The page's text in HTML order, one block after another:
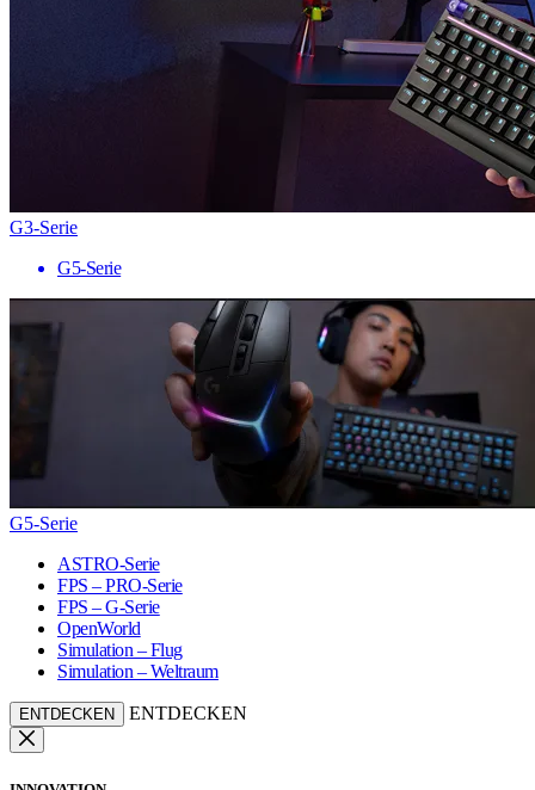
G3-Serie
G5-Serie
G5-Serie
ASTRO-Serie
FPS – PRO-Serie
FPS – G-Serie
OpenWorld
Simulation – Flug
Simulation – Weltraum
ENTDECKEN ENTDECKEN